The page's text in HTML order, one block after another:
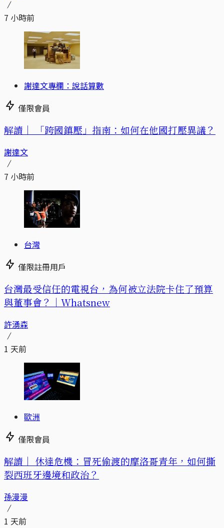
7 小時前
謝達文專欄：說話算數
僅限會員
解讀｜ 「跨國鎮壓」指南：如何在他國打壓異議？
謝達文
7 小時前
台灣
僅限註冊用戶
台灣最受信任的電視台，為何被立法院卡住了預算
與董事會？｜Whatsnew
許湧森
1 天前
歐洲
僅限會員
解讀｜ 休達危機：冒死偷渡的摩洛哥青年，如何撕
裂西班牙邊境和政治？
孫漫漫
1 天前